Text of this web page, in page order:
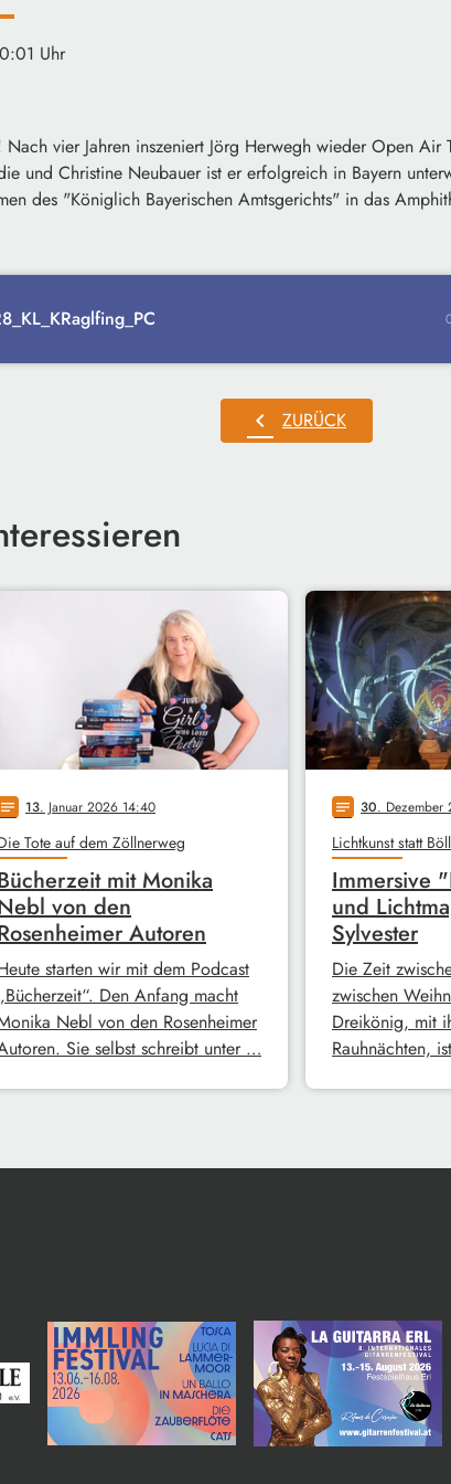
Uhr
vier Jahren inszeniert Jörg Herwegh wieder Open Air
und Christine Neubauer ist er erfolgreich in Bayern
des "Königlich Bayerischen Amtsgerichts" in das
chevron_left ZURÜCK
notes 13. Januar 2026 14:40
Tote auf dem Zöllnerweg
mit Monika
von den
Autoren
starten wir mit dem Podcast
Den Anfang macht
Nebl von den Rosenheimer
Sie selbst schreibt unter …
notes 30. Dezember
Lichtkunst statt
Immersive
und
Sylvester
Die Zeit
zwischen
Dreikönig, mit
Rauhnächten,